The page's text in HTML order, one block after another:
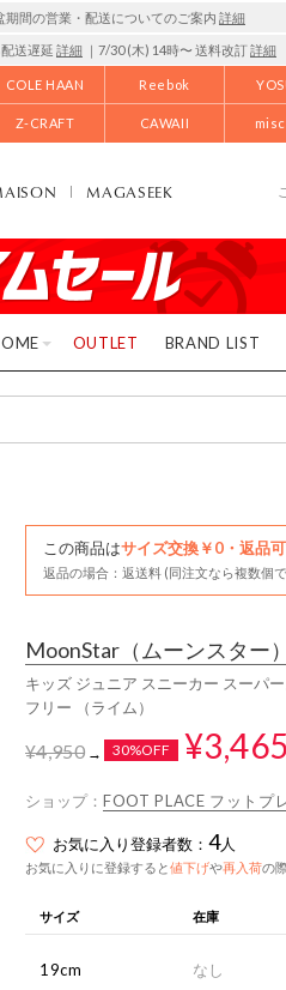
期間の営業・配送についてのご案内 詳細
送遅延 詳細 ｜7/30 (木) 14時〜 送料改訂詳細
COLE HAAN Reebok
Z-CRAFT CAWAII
MAGASEEK
OUTLET BRAND LIST
この商品はサイズ交換￥0・返品
返品の場合：返送料 (同注文なら複数個
MoonStar （ムーンスター）
キッズ ジュニア スニーカー スーパ
フリー （ライム）
¥4,950→ 30%OFF ¥3,465
ショップ： FOOT PLACE フットプ
お気に入り登録者数： 4人
お気に入りに登録すると値下げや再入荷の
サイズ 在庫
19cm なし